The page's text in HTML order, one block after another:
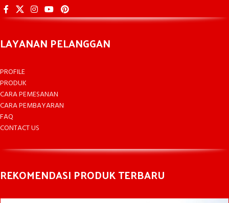
LAYANAN PELANGGAN
PROFILE
PRODUK
CARA PEMESANAN
CARA PEMBAYARAN
FAQ
CONTACT US
REKOMENDASI PRODUK TERBARU